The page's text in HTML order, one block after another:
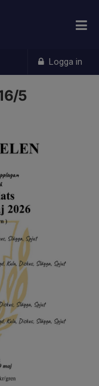
Logga in
5